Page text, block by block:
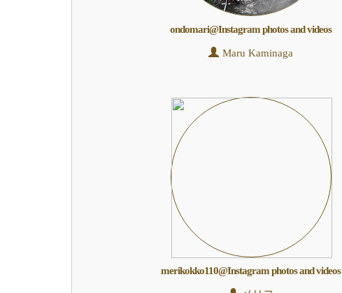
ondomari@Instagram photos and videos
Maru Kaminaga
merikokko110@Instagram photos and videos